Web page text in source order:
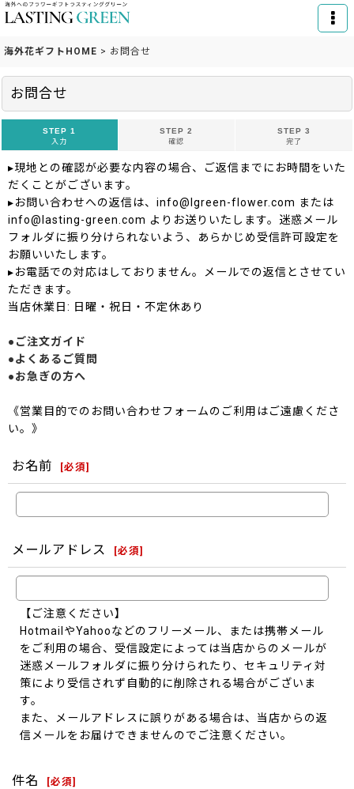
海外花ギフトHOME > お問合せ
お問合せ
STEP 1
入力
STEP 2
確認
STEP 3
完了
▸現地との確認が必要な内容の場合、ご返信までにお時間をいた
だくことがございます。
▸お問い合わせへの返信は、info@lgreen-flower.com または
info@lasting-green.com よりお送りいたします。迷惑メール
フォルダに振り分けられないよう、あらかじめ受信許可設定を
お願いいたします。
▸お電話での対応はしておりません。メールでの返信とさせてい
ただきます。
当店休業日: 日曜・祝日・不定休あり
●ご注文ガイド
●よくあるご質問
●お急ぎの方へ
《営業目的でのお問い合わせフォームのご利用はご遠慮くださ
い。》
お名前 [必須]
メールアドレス [必須]
【ご注意ください】
HotmailやYahooなどのフリーメール、または携帯メール
をご利用の場合、受信設定によっては当店からのメールが
迷惑メールフォルダに振り分けられたり、セキュリティ対
策により受信されず自動的に削除される場合がございま
す。
また、メールアドレスに誤りがある場合は、当店からの返
信メールをお届けできませんのでご注意ください。
件名 [必須]